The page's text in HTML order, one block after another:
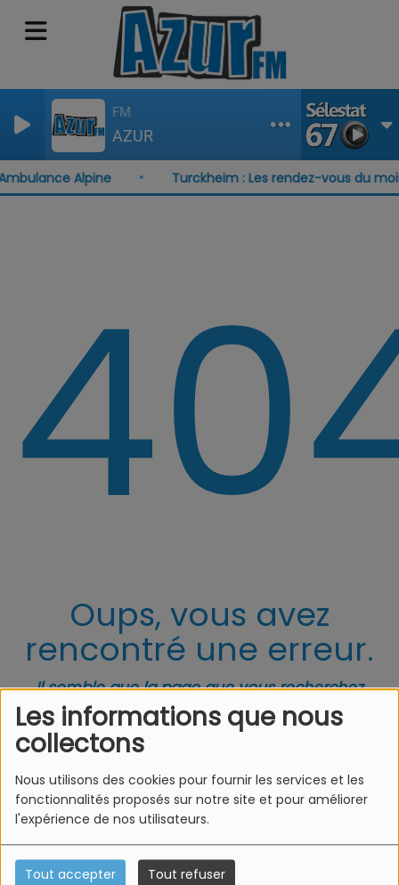
Les informations que nous
collectons
Nous utilisons des cookies pour fournir les services et les
fonctionnalités proposés sur notre site et pour améliorer
l'expérience de nos utilisateurs.
Tout accepter Tout refuser
FM
AZUR
Alpine Turckheim : Les rendez-vous du
Oups, vous avez
rencontré une erreur.
Il semble que la page que vous recherchez
n’existe plus.
L'Equipe Azur FM